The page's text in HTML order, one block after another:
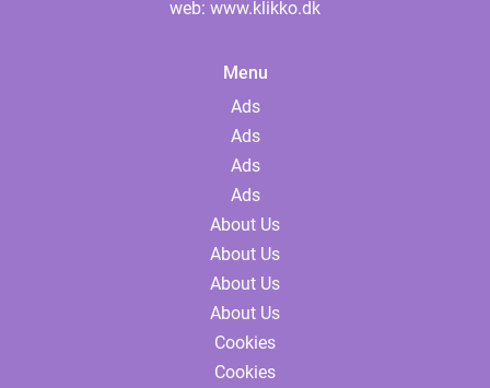
web: www.klikko.dk
Menu
Ads
Ads
Ads
Ads
About Us
About Us
About Us
About Us
Cookies
Cookies